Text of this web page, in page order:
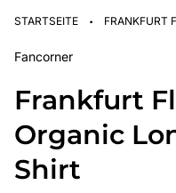
STARTSEITE · FRANKFURT
Fancorner
Frankfurt
Organic
Shirt